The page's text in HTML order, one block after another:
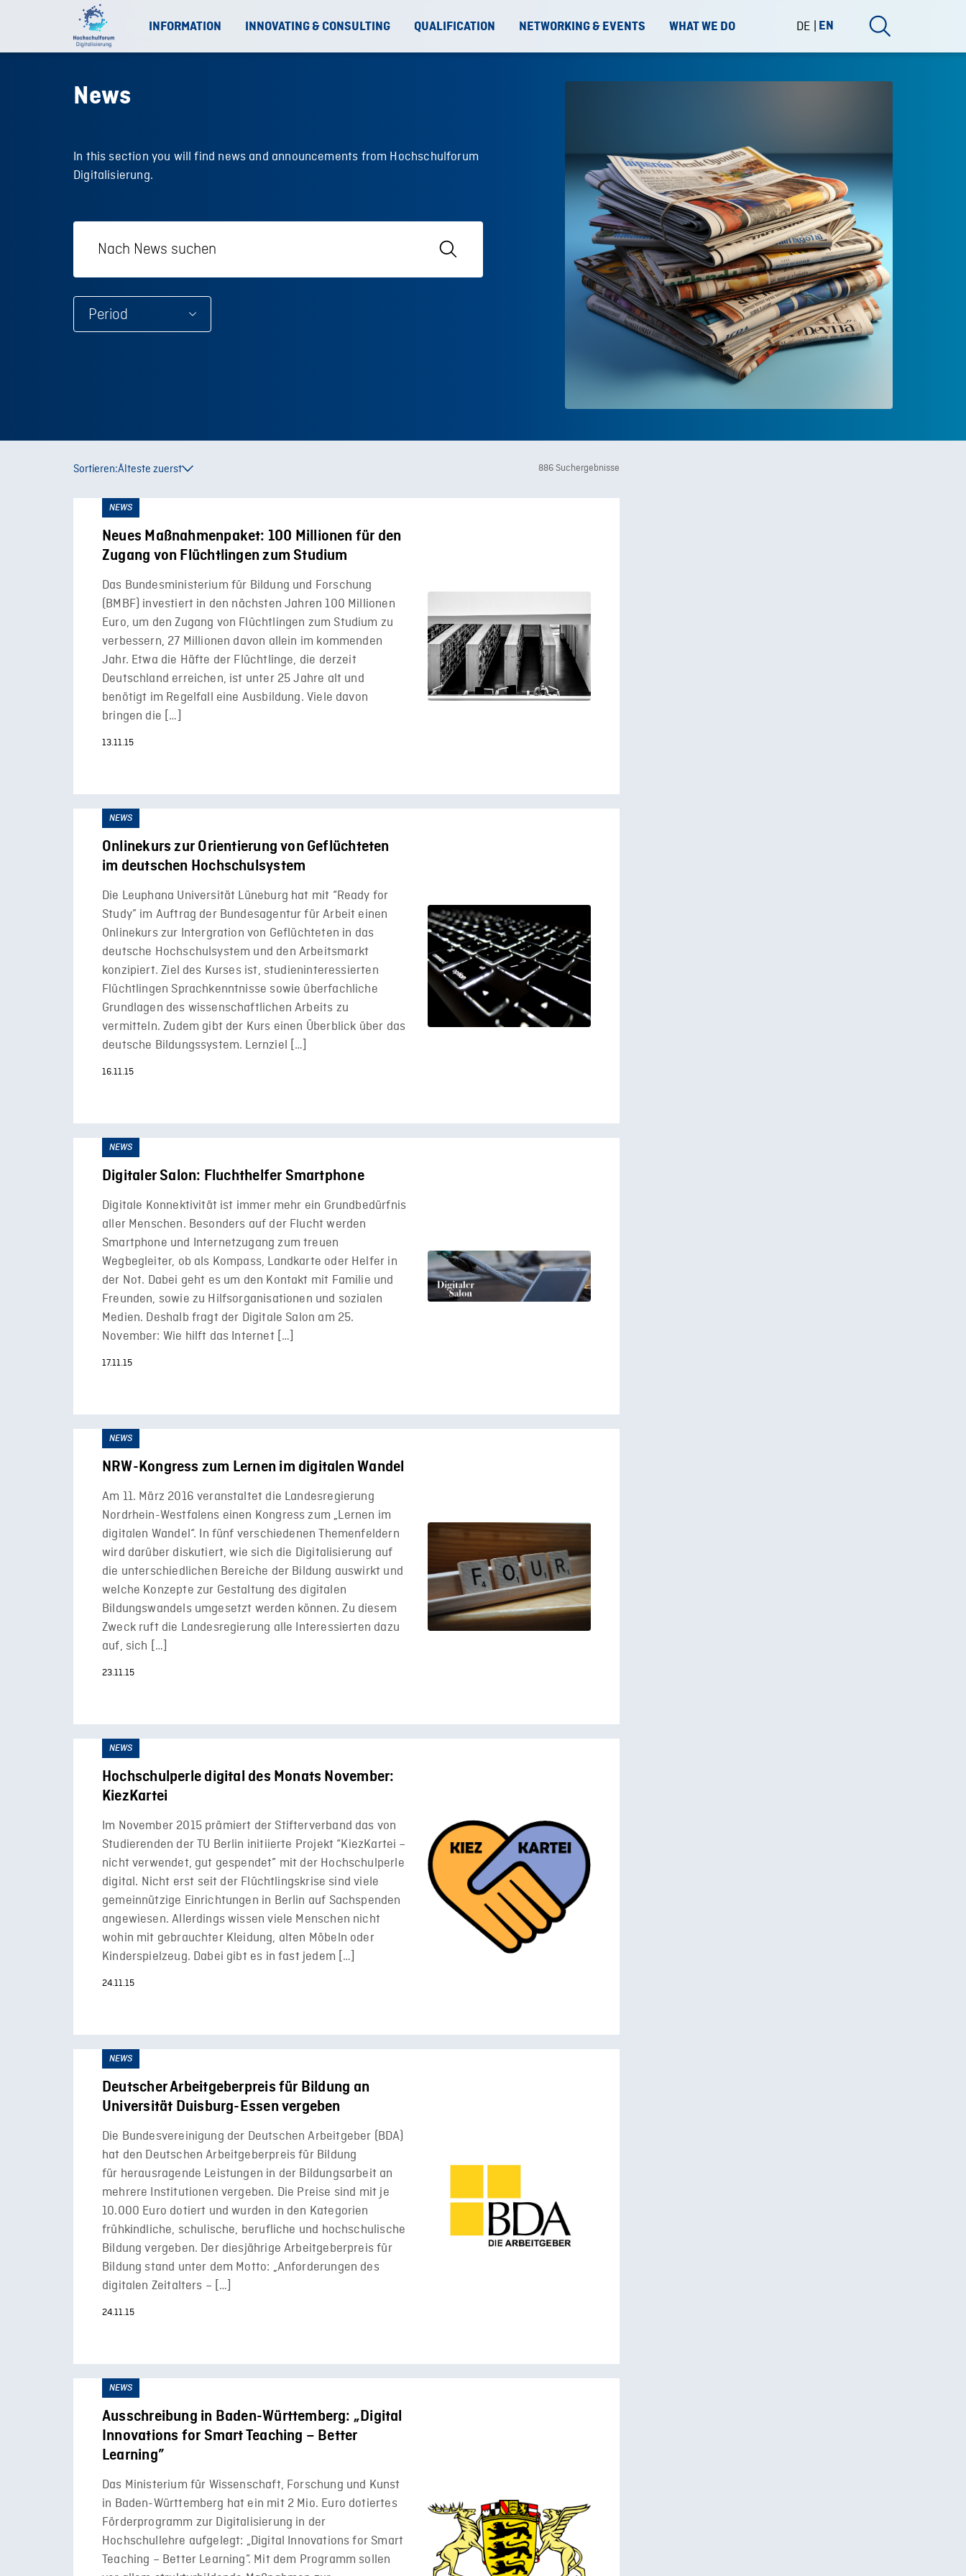
INFORMATION INNOVATING & CONSULTING QUALIFICATION NETWORKING & EVENTS WHAT WE DO DE EN
News
In this section you will find news and announcements from Hochschulforum
Digitalisierung.
Sortieren:Älteste zuerst 886 Suchergebnisse
NEWS
Neues Maßnahmenpaket: 100 Millionen für den
Zugang von Flüchtlingen zum Studium
Das Bundesministerium für Bildung und Forschung
(BMBF) investiert in den nächsten Jahren 100 Millionen
Euro, um den Zugang von Flüchtlingen zum Studium zu
verbessern, 27 Millionen davon allein im kommenden
Jahr. Etwa die Häfte der Flüchtlinge, die derzeit
Deutschland erreichen, ist unter 25 Jahre alt und
benötigt im Regelfall eine Ausbildung. Viele davon
bringen die […]
13.11.15
NEWS
Onlinekurs zur Orientierung von Geflüchteten
im deutschen Hochschulsystem
Die Leuphana Universität Lüneburg hat mit “Ready for
Study” im Auftrag der Bundesagentur für Arbeit einen
Onlinekurs zur Intergration von Geflüchteten in das
deutsche Hochschulsystem und den Arbeitsmarkt
konzipiert. Ziel des Kurses ist, studieninteressierten
Flüchtlingen Sprachkenntnisse sowie überfachliche
Grundlagen des wissenschaftlichen Arbeits zu
vermitteln. Zudem gibt der Kurs einen Überblick über das
deutsche Bildungssystem. Lernziel […]
16.11.15
NEWS
Digitaler Salon: Fluchthelfer Smartphone
Digitale Konnektivität ist immer mehr ein Grundbedürfnis
aller Menschen. Besonders auf der Flucht werden
Smartphone und Internetzugang zum treuen
Wegbegleiter, ob als Kompass, Landkarte oder Helfer in
der Not. Dabei geht es um den Kontakt mit Familie und
Freunden, sowie zu Hilfsorganisationen und sozialen
Medien. Deshalb fragt der Digitale Salon am 25.
November: Wie hilft das Internet […]
17.11.15
NEWS
NRW-Kongress zum Lernen im digitalen Wandel
Am 11. März 2016 veranstaltet die Landesregierung
Nordrhein-Westfalens einen Kongress zum „Lernen im
digitalen Wandel“. In fünf verschiedenen Themenfeldern
wird darüber diskutiert, wie sich die Digitalisierung auf
die unterschiedlichen Bereiche der Bildung auswirkt und
welche Konzepte zur Gestaltung des digitalen
Bildungswandels umgesetzt werden können. Zu diesem
Zweck ruft die Landesregierung alle Interessierten dazu
auf, sich […]
23.11.15
NEWS
Hochschulperle digital des Monats November:
KiezKartei
Im November 2015 prämiert der Stifterverband das von
Studierenden der TU Berlin initiierte Projekt “KiezKartei –
nicht verwendet, gut gespendet” mit der Hochschulperle
digital. Nicht erst seit der Flüchtlingskrise sind viele
gemeinnützige Einrichtungen in Berlin auf Sachspenden
angewiesen. Allerdings wissen viele Menschen nicht
wohin mit gebrauchter Kleidung, alten Möbeln oder
Kinderspielzeug. Dabei gibt es in fast jedem […]
24.11.15
NEWS
Deutscher Arbeitgeberpreis für Bildung an
Universität Duisburg-Essen vergeben
Die Bundesvereinigung der Deutschen Arbeitgeber (BDA)
hat den Deutschen Arbeitgeberpreis für Bildung
für herausragende Leistungen in der Bildungsarbeit an
mehrere Institutionen vergeben. Die Preise sind mit je
10.000 Euro dotiert und wurden in den Kategorien
frühkindliche, schulische, berufliche und hochschulische
Bildung vergeben. Der diesjährige Arbeitgeberpreis für
Bildung stand unter dem Motto: „Anforderungen des
digitalen Zeitalters – […]
24.11.15
NEWS
Ausschreibung in Baden-Württemberg: „Digital
Innovations for Smart Teaching – Better
Learning”
Das Ministerium für Wissenschaft, Forschung und Kunst
in Baden-Württemberg hat ein mit 2 Mio. Euro dotiertes
Förderprogramm zur Digitalisierung in der
Hochschullehre aufgelegt: „Digital Innovations for Smart
Teaching – Better Learning”. Mit dem Programm sollen